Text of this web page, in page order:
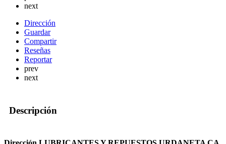
next
Dirección
Guardar
Compartir
Reseñas
Reportar
prev
next
Descripción